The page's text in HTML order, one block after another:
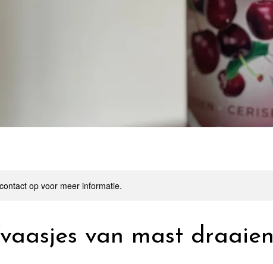
op voor meer informatie.
van mast draaien